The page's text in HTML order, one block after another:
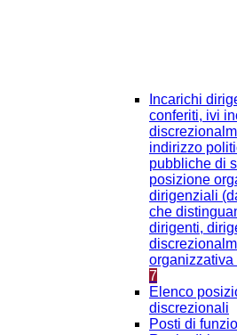
Incarichi
conferiti, ivi
indirizzo
pubbliche di
posizione
dirigenziali
che
dirigenti,
7
Elenco
discrezionali
Posti di